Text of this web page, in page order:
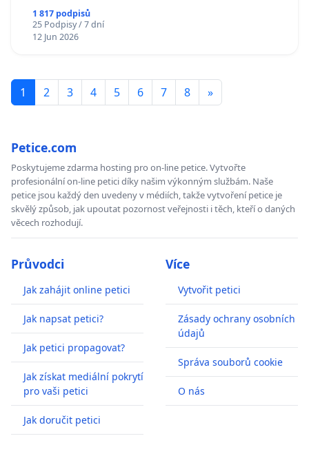
1 817 podpisů
25 Podpisy / 7 dní
12 Jun 2026
1 2 3 4 5 6 7 8 »
Petice.com
Poskytujeme zdarma hosting pro on-line petice. Vytvořte
profesionální on-line petici díky našim výkonným službám. Naše
petice jsou každý den uvedeny v médiích, takže vytvoření petice je
skvělý způsob, jak upoutat pozornost veřejnosti i těch, kteří o daných
věcech rozhodují.
Průvodci
Jak zahájit online petici
Jak napsat petici?
Jak petici propagovat?
Jak získat mediální pokrytí
pro vaši petici
Jak doručit petici
Více
Vytvořit petici
Zásady ochrany osobních
údajů
Správa souborů cookie
O nás